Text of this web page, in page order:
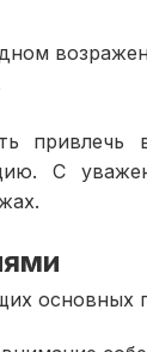
привлечь
С
основных